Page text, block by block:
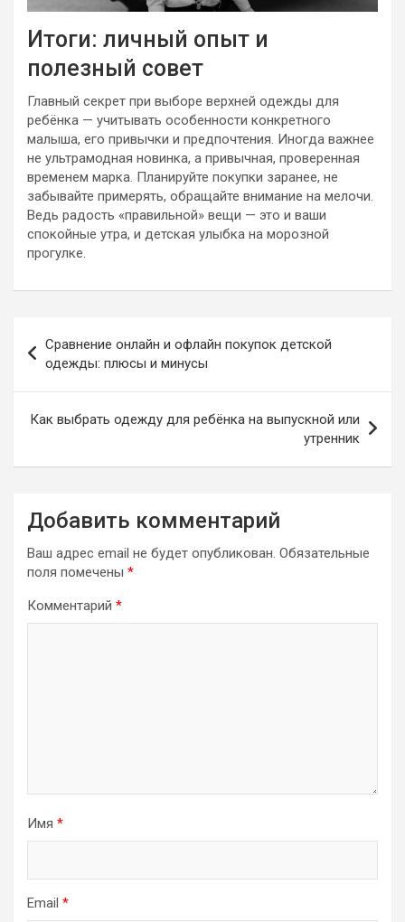
Итоги: личный опыт и
полезный совет
Главный секрет при выборе верхней одежды для
ребёнка — учитывать особенности конкретного
малыша, его привычки и предпочтения. Иногда важнее
не ультрамодная новинка, а привычная, проверенная
временем марка. Планируйте покупки заранее, не
забывайте примерять, обращайте внимание на мелочи.
Ведь радость «правильной» вещи — это и ваши
спокойные утра, и детская улыбка на морозной
прогулке.
по
записям
Сравнение онлайн и офлайн покупок детской
одежды: плюсы и минусы
Как выбрать одежду для ребёнка на выпускной или
утренник
Добавить комментарий
Ваш адрес email не будет опубликован. Обязательные
поля помечены *
Комментарий *
Имя *
Email *